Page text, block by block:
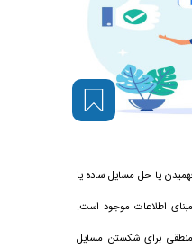
یا حل مسایل ساده یا
اطلاعات موجود است.
منطقی برای شکستن مسایل